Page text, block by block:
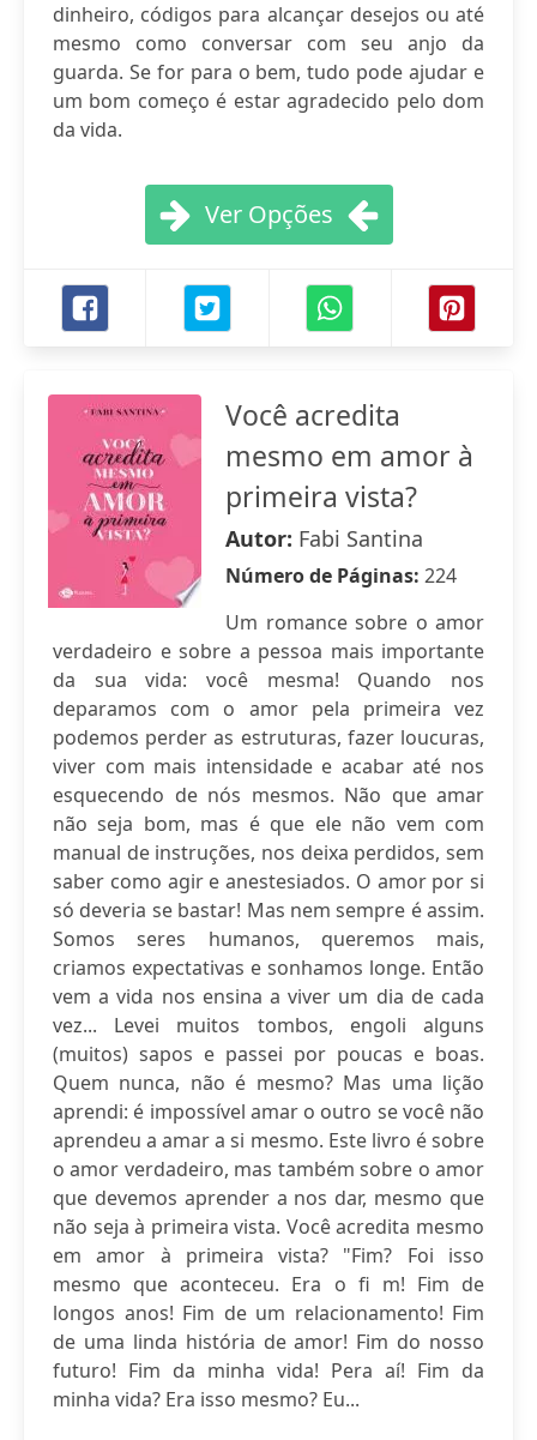
dinheiro, códigos para alcançar desejos ou até
mesmo como conversar com seu anjo da
guarda. Se for para o bem, tudo pode ajudar e
um bom começo é estar agradecido pelo dom
da vida.
Ver Opções
Você acredita
mesmo em amor à
primeira vista?
Autor: Fabi Santina
Número de Páginas: 224
Um romance sobre o amor
verdadeiro e sobre a pessoa mais importante
da sua vida: você mesma! Quando nos
deparamos com o amor pela primeira vez
podemos perder as estruturas, fazer loucuras,
viver com mais intensidade e acabar até nos
esquecendo de nós mesmos. Não que amar
não seja bom, mas é que ele não vem com
manual de instruções, nos deixa perdidos, sem
saber como agir e anestesiados. O amor por si
só deveria se bastar! Mas nem sempre é assim.
Somos seres humanos, queremos mais,
criamos expectativas e sonhamos longe. Então
vem a vida nos ensina a viver um dia de cada
vez... Levei muitos tombos, engoli alguns
(muitos) sapos e passei por poucas e boas.
Quem nunca, não é mesmo? Mas uma lição
aprendi: é impossível amar o outro se você não
aprendeu a amar a si mesmo. Este livro é sobre
o amor verdadeiro, mas também sobre o amor
que devemos aprender a nos dar, mesmo que
não seja à primeira vista. Você acredita mesmo
em amor à primeira vista? "Fim? Foi isso
mesmo que aconteceu. Era o fi m! Fim de
longos anos! Fim de um relacionamento! Fim
de uma linda história de amor! Fim do nosso
futuro! Fim da minha vida! Pera aí! Fim da
minha vida? Era isso mesmo? Eu...